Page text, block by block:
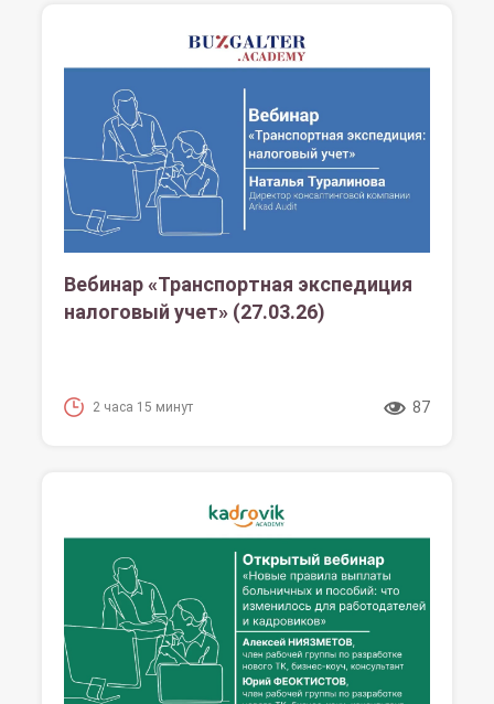
Вебинар «Транспортная экспедиция
налоговый учет» (27.03.26)
2 часа 15 минут 87